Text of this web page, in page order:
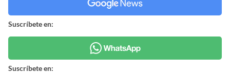
Suscríbete en:
Suscríbete en: